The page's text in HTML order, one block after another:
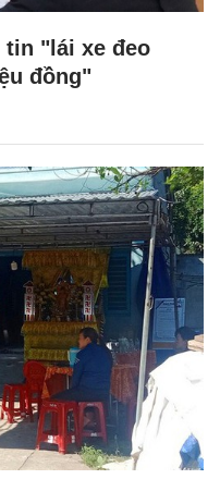
tin "lái xe đeo
đồng"